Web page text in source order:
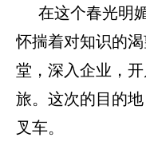
在这个春光明
怀揣着对知识的
堂，深入企业，
旅。这次的目的
叉车。